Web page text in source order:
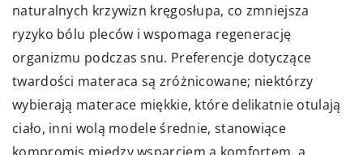
naturalnych krzywizn kręgosłupa, co zmniejsza
ryzyko bólu pleców i wspomaga regenerację
organizmu podczas snu. Preferencje dotyczące
twardości materaca są zróżnicowane; niektórzy
wybierają materace miękkie, które delikatnie otulają
ciało, inni wolą modele średnie, stanowiące